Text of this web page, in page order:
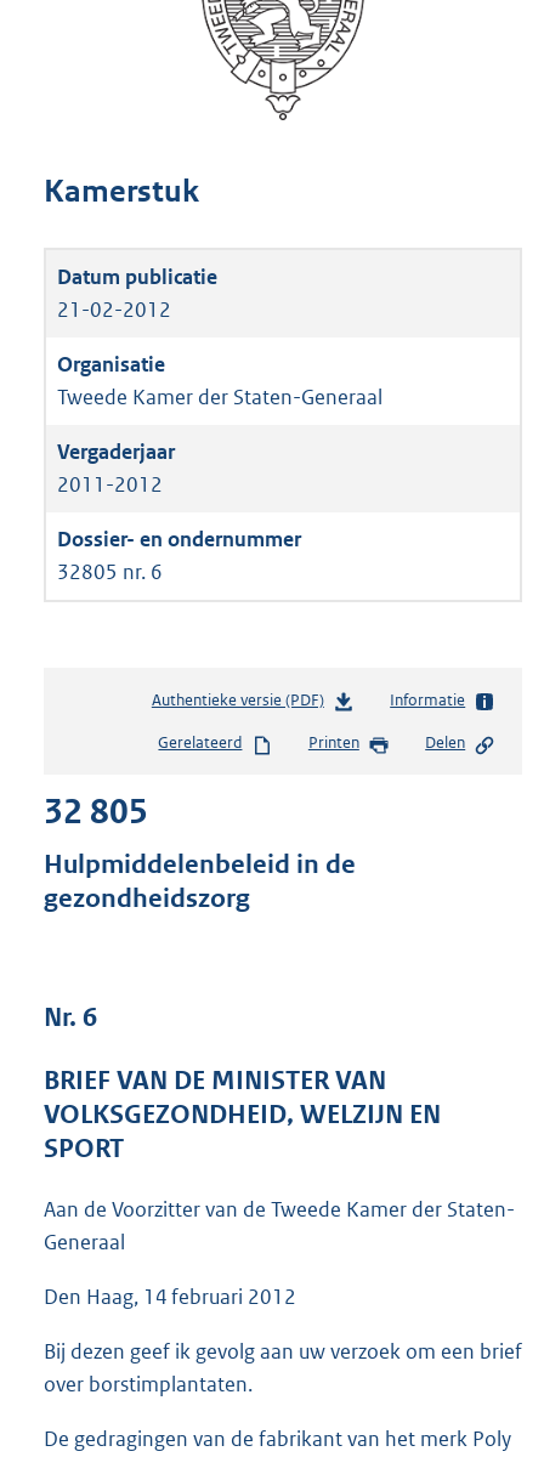
Kamerstuk
21-02-2012
Tweede Kamer der Staten-Generaal
2011-2012
32805 nr. 6
Authentieke versie (PDF)b
s
s
:
5
Informatie
Gerelateerd Printen Delen
32 805
Hulpmiddelenbeleid in de
gezondheidszorg
Nr. 6
BRIEF VAN DE MINISTER VAN
VOLKSGEZONDHEID, WELZIJN EN
SPORT
Aan de Voorzitter van de Tweede Kamer der Staten-
Generaal
Den Haag, 14 februari 2012
Bij dezen geef ik gevolg aan uw verzoek om een brief
over borstimplantaten.
De gedragingen van de fabrikant van het merk Poly